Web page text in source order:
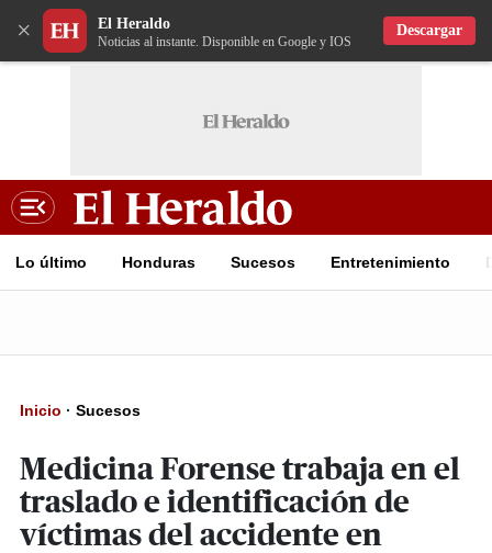
× El Heraldo
Noticias al instante. Disponible en Google y IOS
Descargar
Lo último Honduras Sucesos Entretenimiento
Inicio · Sucesos
Medicina Forense trabaja en el
traslado e identificación de
víctimas del accidente en